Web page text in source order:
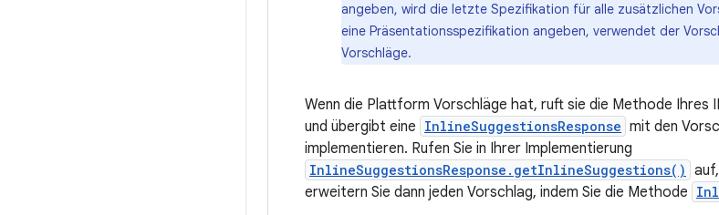
angeben, wird die letzte Spezifikation für alle zusätzlichen
eine Präsentationsspezifikation angeben, verwendet der
Vorschläge.
Wenn die Plattform Vorschläge hat, ruft sie die Methode Ihres
und übergibt eine InlineSuggestionsResponse mit den
implementieren. Rufen Sie in Ihrer Implementierung
InlineSuggestionsResponse.getInlineSuggestions()
erweitern Sie dann jeden Vorschlag, indem Sie die Methode